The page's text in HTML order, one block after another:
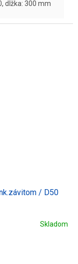
dĺžka: 300 mm
/ D50
Skladom